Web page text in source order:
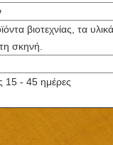
βιοτεχνίας, τα
σκηνή.
15 - 45 ημέρες